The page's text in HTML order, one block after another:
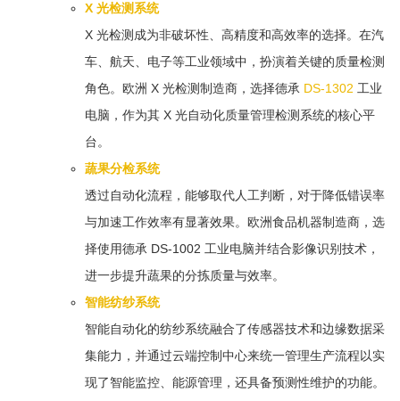
X 光检测系统
X 光检测成为非破坏性、高精度和高效率的选择。在汽
车、航天、电子等工业领域中，扮演着关键的质量检测
角色。欧洲 X 光检测制造商，选择德承 DS-1302 工业
电脑，作为其 X 光自动化质量管理检测系统的核心平
台。
蔬果分检系统
透过自动化流程，能够取代人工判断，对于降低错误率
与加速工作效率有显著效果。欧洲食品机器制造商，选
择使用德承 DS-1002 工业电脑并结合影像识别技术，
进一步提升蔬果的分拣质量与效率。
智能纺纱系统
智能自动化的纺纱系统融合了传感器技术和边缘数据采
集能力，并通过云端控制中心来统一管理生产流程以实
现了智能监控、能源管理，还具备预测性维护的功能。